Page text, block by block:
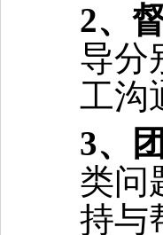
2、
导分
工沟
3、
类问
持与